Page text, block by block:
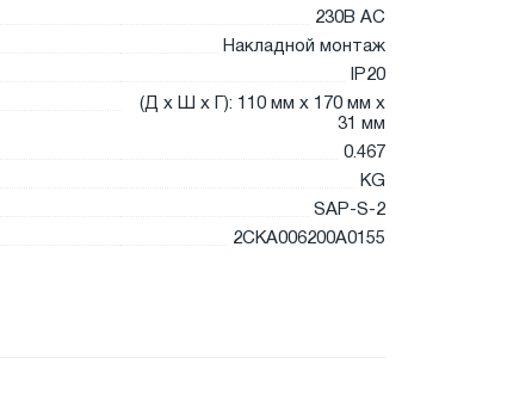
230В AC
Накладной монтаж
IP20
(Д х Ш х Г): 110 мм x 170 мм x
31 мм
0.467
KG
SAP-S-2
2CKA006200A0155